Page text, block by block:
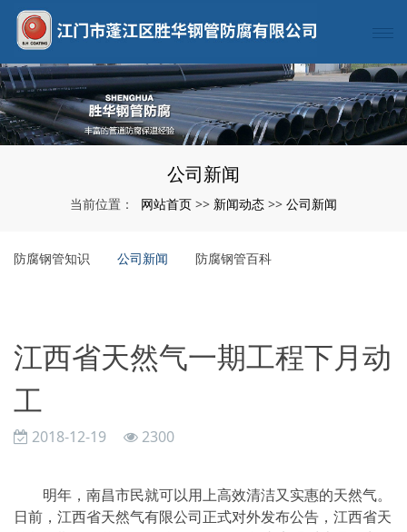
公司新闻
当前位置： 网站首页 >> 新闻动态 >> 公司新闻
防腐钢管知识 公司新闻 防腐钢管百科
江西省天然气一期工程下月动
工
2018-12-19 2300
明年，南昌市民就可以用上高效清洁又实惠的天然气。
日前，江西省天然气有限公司正式对外发布公告，江西省天